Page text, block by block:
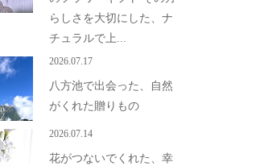
らしさを大切にした、ナ
チュラルで上...
2026.07.17
八方池で出会った、自然
がくれた贈りもの
2026.07.14
花がつないでくれた、幸